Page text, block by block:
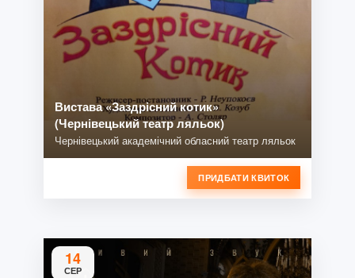
Вистава «Заздрісний котик»
(Чернівецький театр ляльок)
Чернівецький академічний обласний театр ляльок
ПРИДБАТИ КВИТОК
14
СЕР